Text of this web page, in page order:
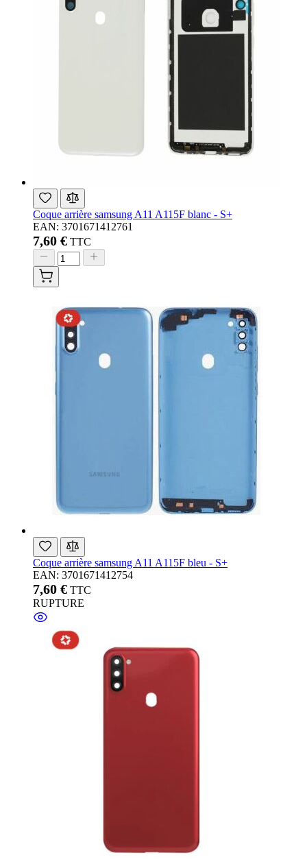
Coque arrière samsung A11 A115F blanc - S+
EAN: 3701671412761
7,60 € TTC
Coque arrière samsung A11 A115F bleu - S+
EAN: 3701671412754
7,60 € TTC
RUPTURE